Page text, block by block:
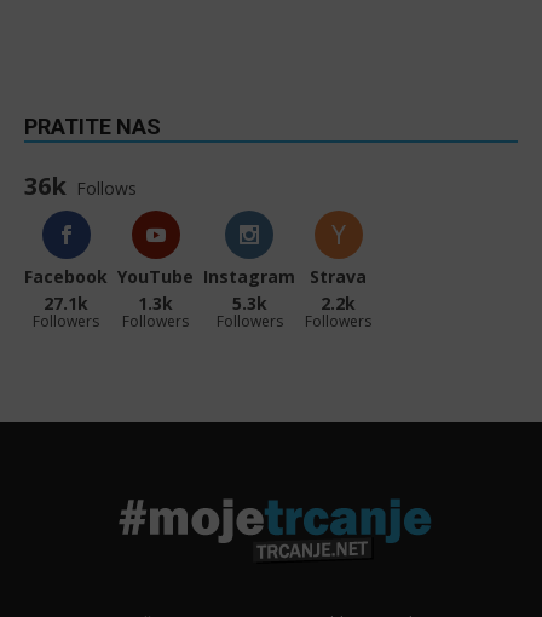
PRATITE NAS
36k Follows
Facebook
27.1k
Followers
YouTube
1.3k
Followers
Instagram
5.3k
Followers
Strava
2.2k
Followers